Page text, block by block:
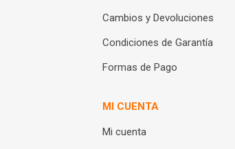
Cambios y Devoluciones
Condiciones de Garantía
Formas de Pago
MI CUENTA
Mi cuenta